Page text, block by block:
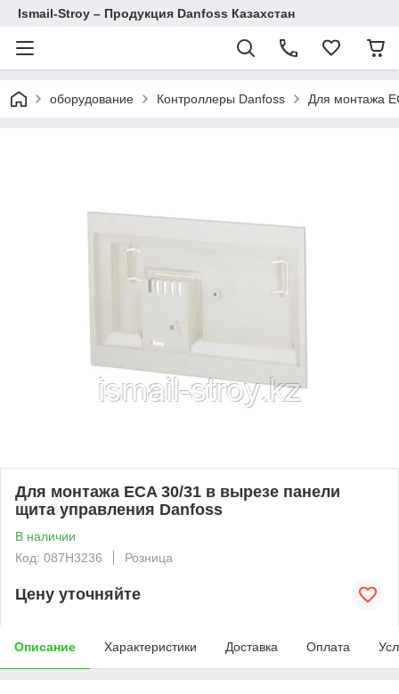
Ismail-Stroy – Продукция Danfoss Казахстан
оборудование Контроллеры Danfoss Для монтажа
Для монтажа ECA 30/31 в вырезе панели
щита управления Danfoss
В наличии
Код: 087H3236
Розница
Цену уточняйте
Описание Характеристики Доставка Оплата